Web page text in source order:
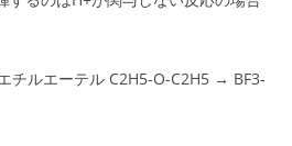
チルエーテル C2H5-O-C2H5 → BF3-